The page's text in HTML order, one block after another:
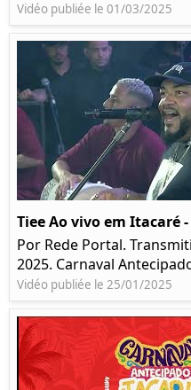
Vidéo publiée le 01/03/2025
Tiee Ao vivo em Itacaré
Por Rede Portal.
2025. Carnaval
Vidéo publiée le 25/01/2025